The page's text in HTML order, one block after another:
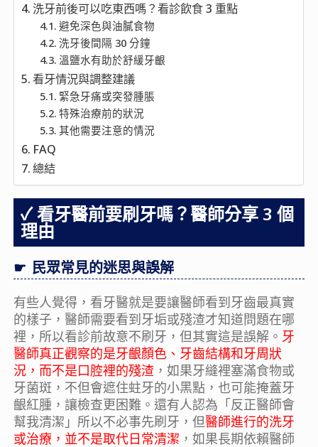
洗牙前後可以吃東西嗎？看診飲食 3 重點
避免深色與油膩食物
洗牙後間隔 30 分鐘
溫鹽水有助於舒緩牙齦
看牙情況與調整建議
緊急牙痛或突發腫脹
特殊治療前的狀況
其他需要注意的情況
FAQ
總結
看牙醫前要刷牙嗎？醫師分享 3 個
理由
民眾常見的迷思與誤解
有些人覺得，看牙醫就是要讓醫師看到牙齒最真實
的樣子，醫師需要看到牙垢或殘渣才知道問題在哪
裡，所以看診前故意不刷牙，但其實這是誤解。 牙
醫師真正觀察的是牙齦顏色、牙齒結構和牙周狀
況，而不是口腔裡的殘渣 ，如果牙縫裡塞滿食物或
牙菌斑，不但會遮住蛀牙的小黑點，也可能掩蓋牙
齦紅腫，讓檢查更困難。還有人認為「反正醫師會
幫我清潔」所以不必事先刷牙，但醫師進行的洗牙
或治療，並不是取代日常清潔 ，如果長期依賴醫師